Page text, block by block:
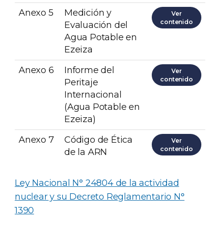
Anexo 5
Medición y
Evaluación del
Agua Potable en
Ezeiza
Ver
contenido
Anexo 6
Informe del
Peritaje
Internacional
(Agua Potable en
Ezeiza)
Ver
contenido
Anexo 7
Código de Ética
de la ARN
Ver
contenido
Ley Nacional N° 24804 de la actividad
nuclear y su Decreto Reglamentario N°
1390